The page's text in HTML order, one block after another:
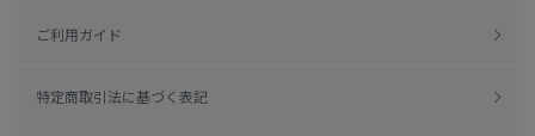
ご利用ガイド
特定商取引法に基づく表記